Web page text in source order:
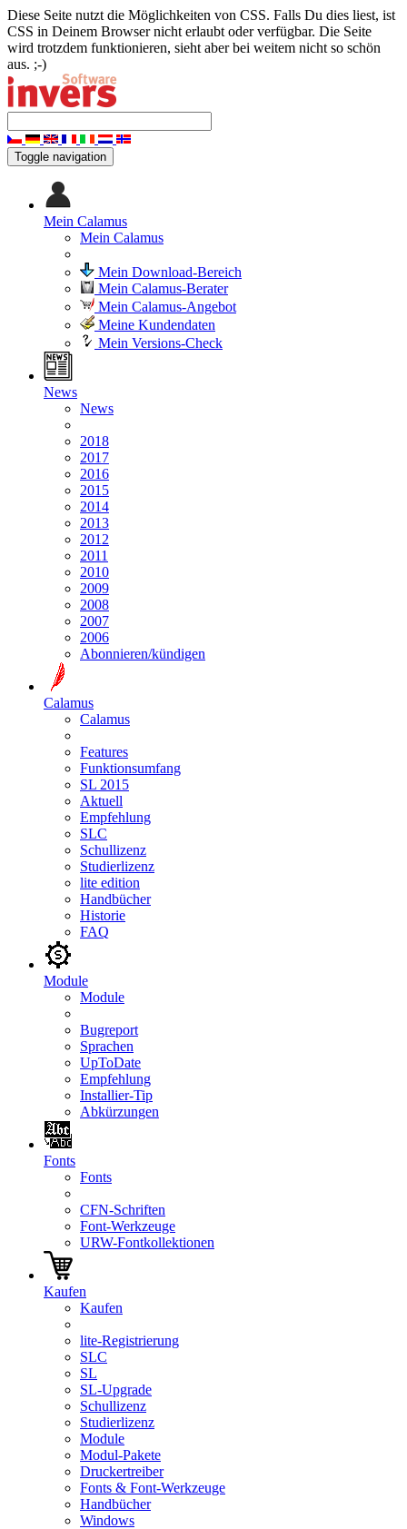
Diese Seite nutzt die Möglichkeiten von CSS. Falls Du dies liest, ist
CSS in Deinem Browser nicht erlaubt oder verfügbar. Die Seite
wird trotzdem funktionieren, sieht aber bei weitem nicht so schön
aus. ;-)
Toggle navigation
Mein Calamus
Mein Calamus
Mein Download-Bereich
Mein Calamus-Berater
Mein Calamus-Angebot
Meine Kundendaten
Mein Versions-Check
News
News
2018
2017
2016
2015
2014
2013
2012
2011
2010
2009
2008
2007
2006
Abonnieren/kündigen
Calamus
Calamus
Features
Funktionsumfang
SL 2015
Aktuell
Empfehlung
SLC
Schullizenz
Studierlizenz
lite edition
Handbücher
Historie
FAQ
Module
Module
Bugreport
Sprachen
UpToDate
Empfehlung
Installier-Tip
Abkürzungen
Fonts
Fonts
CFN-Schriften
Font-Werkzeuge
URW-Fontkollektionen
Kaufen
Kaufen
lite-Registrierung
SLC
SL
SL-Upgrade
Schullizenz
Studierlizenz
Module
Modul-Pakete
Druckertreiber
Fonts & Font-Werkzeuge
Handbücher
Windows